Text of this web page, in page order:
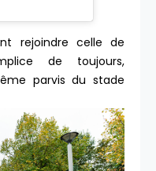
rejoindre celle de
de toujours,
parvis du stade